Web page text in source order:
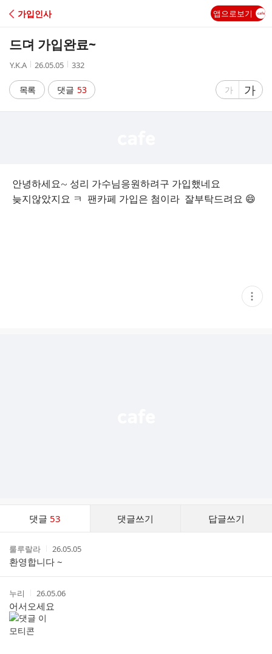
C
가입인사 앱으로보기
드뎌 가입완료~
작
자
Y.K.A
작
시
간
26.05.05
조
수
332
목록 댓글 53
글
가
글
자
가
안녕하세요~ 성리 가수님응원하려구 가입했네요
늦지않았지요 ㅋ 팬카페 가입은 첨이라 잘부탁드려요 😄
현
재
댓글 53 댓글쓰기 답글쓰기
스
작
성
자
룰루랄라
작
성
시
간
26.05.05
환영합니다 ~
작
성
자
누리
작
성
시
간
26.05.06
어서오세요